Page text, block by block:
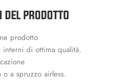
PRODOTTO
prodotto
di ottima qualità.
a spruzzo airless.